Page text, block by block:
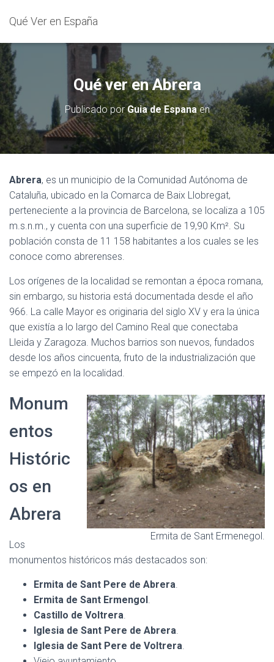
Qué Ver en España
Qué ver en Abrera
Publicado porGuia de Espanaen
Abrera, es un municipio de la Comunidad Autónoma de
Cataluña, ubicado en la Comarca de Baix Llobregat,
perteneciente a la provincia de Barcelona, se localiza a 105
m.s.n.m., y cuenta con una superficie de 19,90 Km². Su
población consta de 11 158 habitantes a los cuales se les
conoce como abrerenses.
Los orígenes de la localidad se remontan a época romana,
sin embargo, su historia está documentada desde el año
966. La calle Mayor es originaria del siglo XV y era la única
que existía a lo largo del Camino Real que conectaba
Lleida y Zaragoza. Muchos barrios son nuevos, fundados
desde los años cincuenta, fruto de la industrialización que
se empezó en la localidad.
Ermita de Sant Ermenegol.
Monum
entos
Históric
os en
Abrera
Los
monumentos históricos más destacados son:
Ermita de Sant Pere de Abrera.
Ermita de Sant Ermengol.
Castillo de Voltrera.
Iglesia de Sant Pere de Abrera.
Iglesia de Sant Pere de Voltrera.